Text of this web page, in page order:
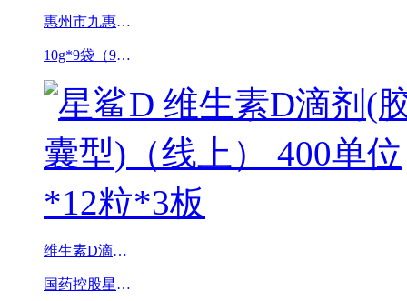
惠州市九惠制药股份有限公司
10g*9袋（999）
维生素D滴剂(胶囊型)（线上）
国药控股星鲨制药(厦门)有限公司